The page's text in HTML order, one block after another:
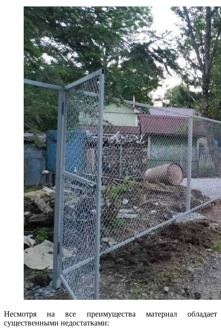
Несмотря на все преимущества материал обладает
существенными недостатками: